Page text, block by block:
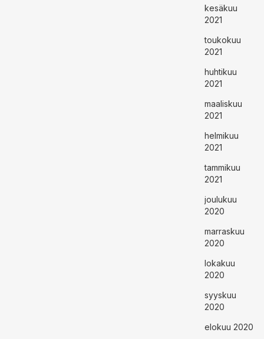
kesäkuu
2021
toukokuu
2021
huhtikuu
2021
maaliskuu
2021
helmikuu
2021
tammikuu
2021
joulukuu
2020
marraskuu
2020
lokakuu
2020
syyskuu
2020
elokuu 2020